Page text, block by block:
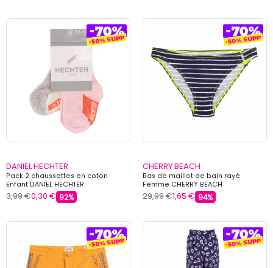
DANIEL HECHTER
Pack 2 chaussettes en coton
Enfant DANIEL HECHTER
3,99 €0,30 € 92%
CHERRY BEACH
Bas de maillot de bain rayé
Femme CHERRY BEACH
29,99 €1,65 € 94%